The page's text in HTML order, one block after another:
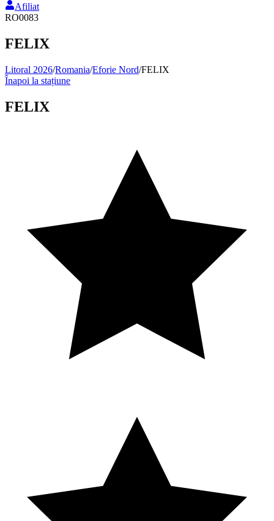
Afiliat
RO0083
FELIX
Litoral 2026/Romania/Eforie Nord/FELIX
Înapoi la stațiune
FELIX